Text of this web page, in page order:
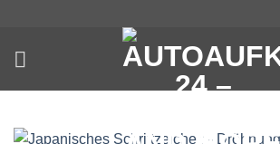
springen